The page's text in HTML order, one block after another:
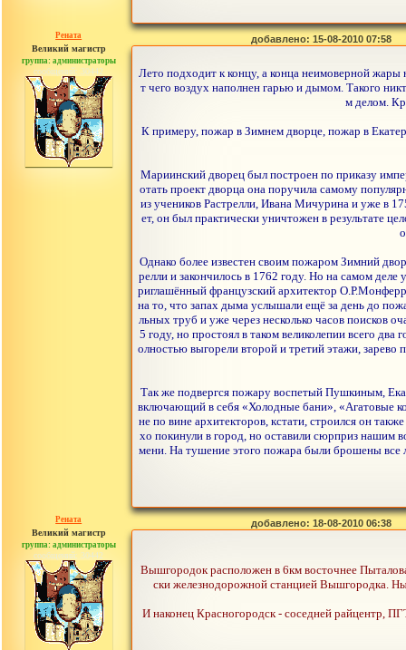
Рената
Великий магистр
группа: администраторы
сообщений: 30442
добавлено: 15-08-2010 07:58
Лето подходит к концу, а конца неимоверной жары
т чего воздух наполнен гарью и дымом. Такого
м делом.
К примеру, пожар в Зимнем дворце, пожар в
Мариинский дворец был построен по приказу
отать проект дворца она поручила самому
из учеников Растрелли, Ивана Мичурина и уже в
ет, он был практически уничтожен в результате
Однако более известен своим пожаром Зимний
релли и закончилось в 1762 году. Но на самом
риглашённый французский архитектор
на то, что запах дыма услышали ещё за день до
льных труб и уже через несколько часов поисков
5 году, но простоял в таком великолепии всего
олностью выгорели второй и третий этажи, зарево
Так же подвергся пожару воспетый Пушкиным,
включающий в себя «Холодные бани», «Агатовые
не по вине архитекторов, кстати, строился он
хо покинули в город, но оставили сюрприз нашим
мени. На тушение этого пожара были брошены все
Рената
Великий магистр
группа: администраторы
сообщений: 30442
добавлено: 18-08-2010 06:38
Вышгородок расположен в 6км восточнее
ски железнодорожной станцией Вышгородка.
И наконец Красногородск - соседней райцентр,